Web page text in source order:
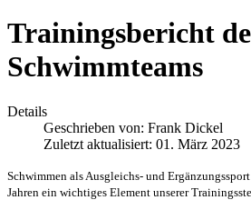
Trainingsbericht
Schwimmteams
Details
Geschrieben von: Frank Dickel
Zuletzt aktualisiert: 01. März 2023
Schwimmen als Ausgleichs- und
Jahren ein wichtiges Element unserer